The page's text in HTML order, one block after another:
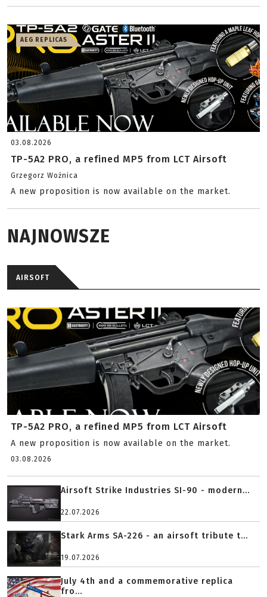
AEG REPLICAS
03.08.2026
TP-5A2 PRO, a refined MP5 from LCT Airsoft
Grzegorz Woźnica
A new proposition is now available on the market.
NAJNOWSZE
AIRSOFT
TP-5A2 PRO, a refined MP5 from LCT Airsoft
A new proposition is now available on the market.
03.08.2026
Airsoft Strike Industries SI-90 - modern...
22.07.2026
Stark Arms SA-226 - an airsoft tribute t...
19.07.2026
July 4th and a commemorative replica
fro...